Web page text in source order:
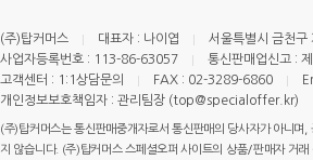
(주)탑커머스 대표자 : 나이엽
서울특별시 금천
사업자등록번호 : 113-86-63057
통신판매업신고 :
고객센터 : 1:1상담문의
FAX : 02-3289-6860
개인정보보호책임자 : 관리팀장 (top@specialoffer.kr)
(주)탑커머스는 통신판매중개자로서 통신판매의 당사자가 아니
지 않습니다. (주)탑커머스 스페셜오퍼 사이트의 상품/판매자 거